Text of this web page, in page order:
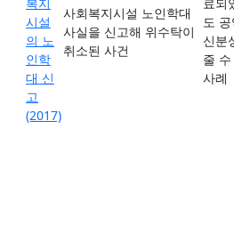
복지
시설
의 노
인학
대 신
고
(2017)
사회복지시설 노인학대
사실을 신고해 위수탁이
취소된 사건
료되
도
신분
줄
사례